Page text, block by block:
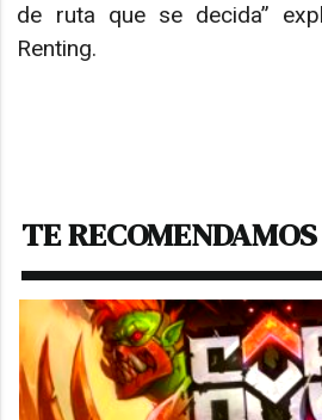
de ruta que se decida”
Renting.
TE RECOMENDAMOS